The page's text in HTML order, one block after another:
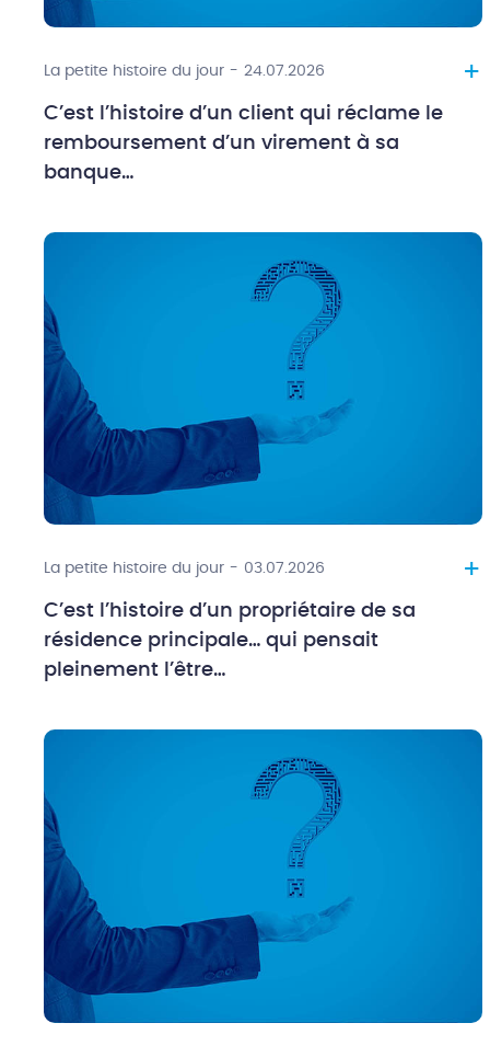
La petite histoire du jour - 24.07.2026
C’est l’histoire d’un client qui réclame le
remboursement d’un virement à sa
banque…
+
La petite histoire du jour - 03.07.2026
C’est l’histoire d’un propriétaire de sa
résidence principale… qui pensait
pleinement l’être…
+